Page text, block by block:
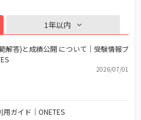
1年以内
解答)と成績公開 について｜受験情報ブ
2026/07/01
用ガイド｜ONETES